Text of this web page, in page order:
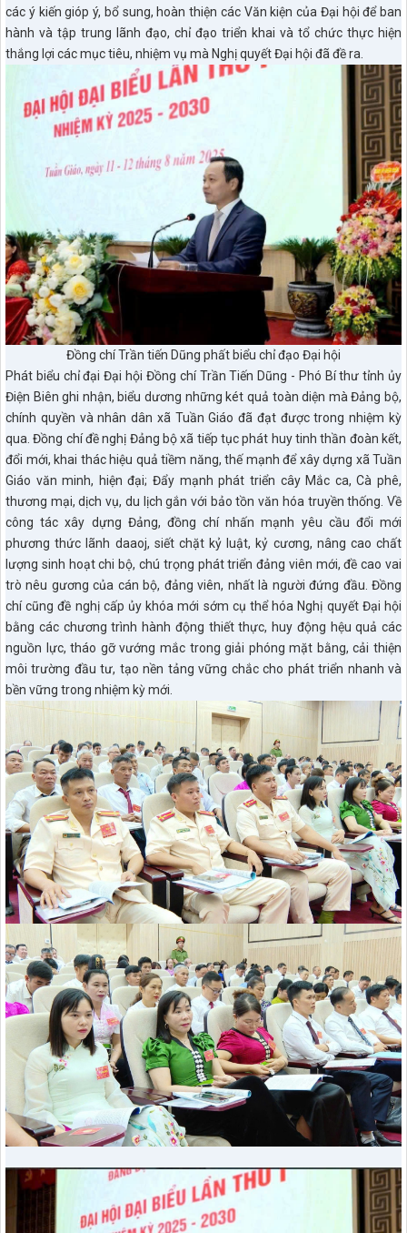
các ý kiến gióp ý, bổ sung, hoàn thiện các Văn kiện của Đại hội để ban
hành và tập trung lãnh đạo, chỉ đạo triển khai và tổ chức thực hiện
thắng lợi các mục tiêu, nhiệm vụ mà Nghị quyết Đại hội đã đề ra.
Đồng chí Trần tiến Dũng phất biểu chỉ đạo Đại hội
Phát biểu chỉ đại Đại hội Đồng chí Trần Tiến Dũng - Phó Bí thư tỉnh ủy
Điện Biên ghi nhận, biểu dương những két quả toàn diện mà Đảng bộ,
chính quyền và nhân dân xã Tuần Giáo đã đạt được trong nhiệm kỳ
qua. Đồng chí đề nghị Đảng bộ xã tiếp tục phát huy tinh thần đoàn kết,
đổi mới, khai thác hiệu quả tiềm năng, thế mạnh để xây dựng xã Tuần
Giáo văn minh, hiện đại; Đẩy mạnh phát triển cây Mắc ca, Cà phê,
thương mại, dịch vụ, du lịch gắn với bảo tồn văn hóa truyền thống. Về
công tác xây dựng Đảng, đồng chí nhấn mạnh yêu cầu đổi mới
phương thức lãnh daaoj, siết chặt kỷ luật, kỷ cương, nâng cao chất
lượng sinh hoạt chi bộ, chú trọng phát triển đảng viên mới, đề cao vai
trò nêu gương của cán bộ, đảng viên, nhất là người đứng đầu. Đồng
chí cũng đề nghị cấp ủy khóa mới sớm cụ thể hóa Nghị quyết Đại hội
bằng các chương trình hành động thiết thực, huy động hệu quả các
nguồn lực, tháo gỡ vướng mắc trong giải phóng mặt bằng, cải thiện
môi trường đầu tư, tạo nền tảng vững chắc cho phát triển nhanh và
bền vững trong nhiệm kỳ mới.